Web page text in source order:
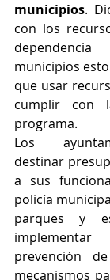
municipios.
con los
municipios
que usar
cumplir con
programa.
Los
destinar
a sus
policía
parques y
prevención
mecanismos